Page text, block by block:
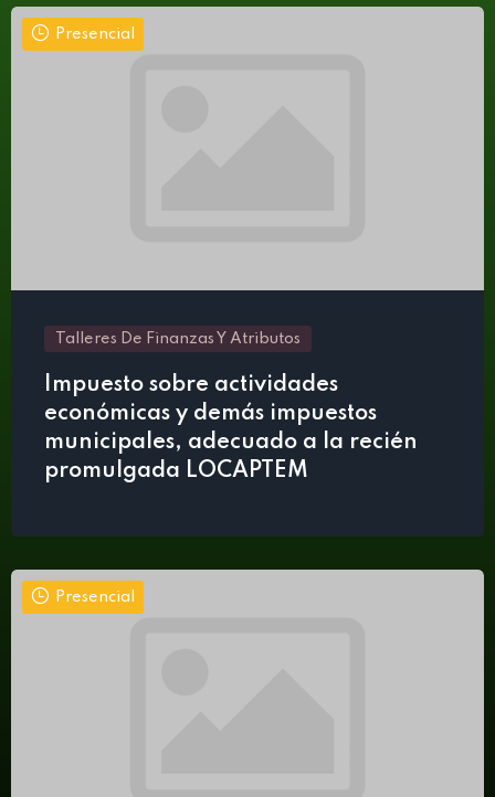
Presencial
Talleres De Finanzas Y Atributos
Impuesto sobre actividades
económicas y demás impuestos
municipales, adecuado a la recién
promulgada LOCAPTEM
Presencial